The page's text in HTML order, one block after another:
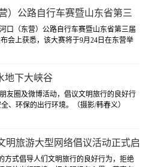
）公路自行车赛暨山东省第三
于9月24日开赛
口（东营）公路自行车赛暨山东省第三届
会上获悉，该大赛将于9月24日在东营举
地下大峡谷
圈及微博活动，倡议文明旅行的良好行
全、环保的出行环境。（摄影/韩春义）
文明旅行的良好行为,拒绝车窗抛物,共同
明旅游大型网络倡议活动正式启
方式倡导人们文明旅行的良好行为，拒绝